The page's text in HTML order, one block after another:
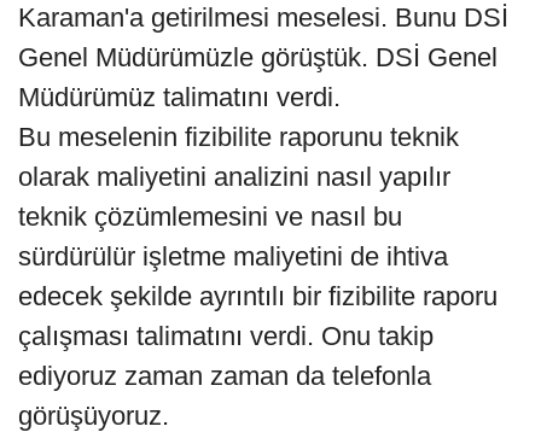
Karaman'a getirilmesi meselesi. Bunu DSİ
Genel Müdürümüzle görüştük. DSİ Genel
Müdürümüz talimatını verdi.
Bu meselenin fizibilite raporunu teknik
olarak maliyetini analizini nasıl yapılır
teknik çözümlemesini ve nasıl bu
sürdürülür işletme maliyetini de ihtiva
edecek şekilde ayrıntılı bir fizibilite raporu
çalışması talimatını verdi. Onu takip
ediyoruz zaman zaman da telefonla
görüşüyoruz.